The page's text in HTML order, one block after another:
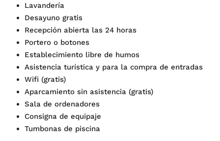
Lavandería
Desayuno gratis
Recepción abierta las 24 horas
Portero o botones
Establecimiento libre de humos
Asistencia turística y para la compra de entradas
Wifi (gratis)
Aparcamiento sin asistencia (gratis)
Sala de ordenadores
Consigna de equipaje
Tumbonas de piscina